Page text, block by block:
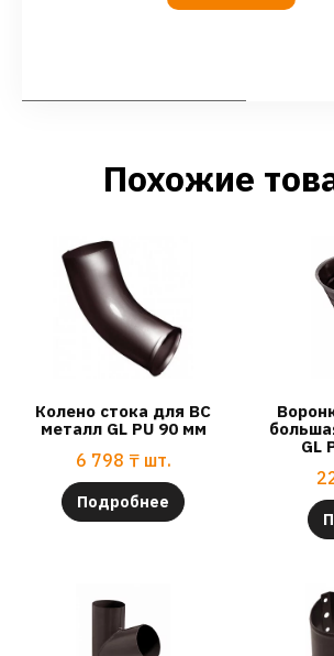
Похожие
Колено стока для ВС
металл GL PU 90 мм
6 798 ₸ шт.
Подробнее
GL